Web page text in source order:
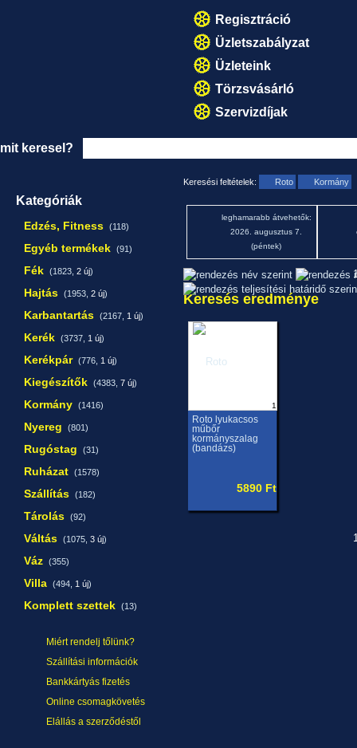
Regisztráció
Üzletszabályzat
Üzleteink
Törzsvásárló
Szervizdíjak
mit keresel?
Kategóriák
Edzés, Fitness (118)
Egyéb termékek (91)
Fék (1823, 2 új)
Hajtás (1953, 2 új)
Karbantartás (2167, 1 új)
Kerék (3737, 1 új)
Kerékpár (776, 1 új)
Kiegészítők (4383, 7 új)
Kormány (1416)
Nyereg (801)
Rugóstag (31)
Ruházat (1578)
Szállítás (182)
Tárolás (92)
Váltás (1075, 3 új)
Váz (355)
Villa (494, 1 új)
Komplett szettek (13)
Miért rendelj tőlünk?
Szállítási információk
Bankkártyás fizetés
Online csomagkövetés
Elállás a szerződéstől
Keresési feltételek: Roto Kormány
leghamarabb átvehetők:
2026. augusztus 7.
(péntek)
Keresés eredménye
1
Roto lyukacsos
műbőr
kormányszalag
(bandázs)
5890 Ft